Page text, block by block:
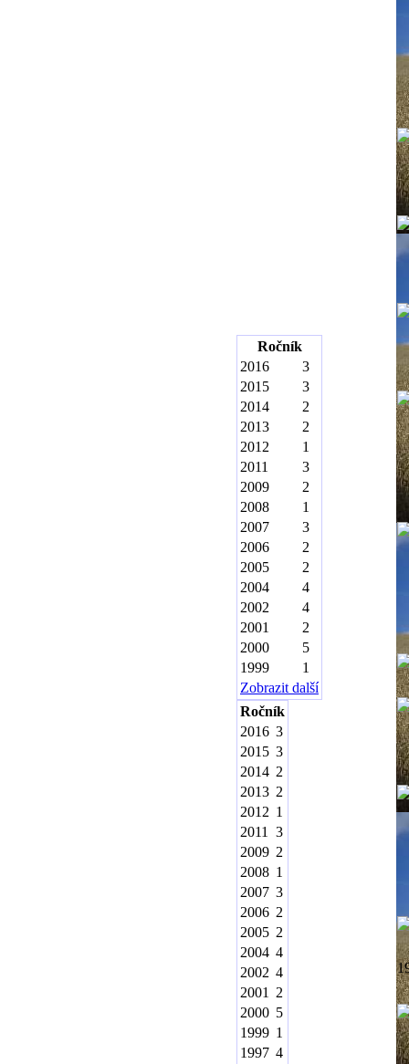
Ročník
2016
3
2015
3
2014
2
2013
2
2012
1
2011
3
2009
2
2008
1
2007
3
2006
2
2005
2
2004
4
2002
4
2001
2
2000
5
1999
1
Zobrazit další
Ročník
2016 3
2015 3
2014 2
2013 2
2012 1
2011
3
2009 2
2008 1
2007 3
2006 2
2005 2
2004 4
2002 4
2001
2
2000 5
1999 1
1997 4